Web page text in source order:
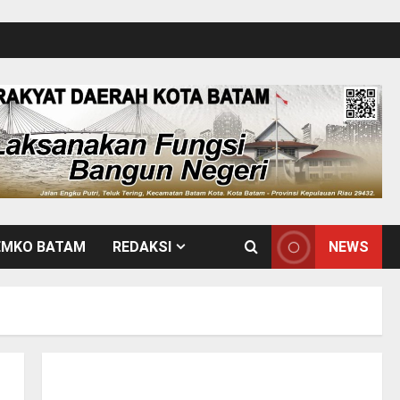
BATAM REDAKSI NEWS